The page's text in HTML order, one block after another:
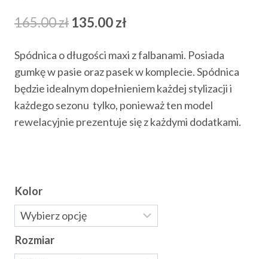
165.00zł Pierwotna
wynosiła:
165.00 zł.
135.00zł
wynosi:
135.00 zł.
Spódnica o długości maxi z falbanami. Posiada
gumkę w pasie oraz pasek w komplecie. Spódnica
będzie idealnym dopełnieniem każdej stylizacji i
każdego sezonu tylko, ponieważ ten model
rewelacyjnie prezentuje się z każdymi dodatkami.
Kolor
Rozmiar